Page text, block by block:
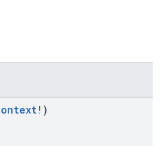
!)